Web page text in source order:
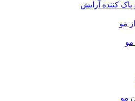
پاک کننده آرایش
مو
مو